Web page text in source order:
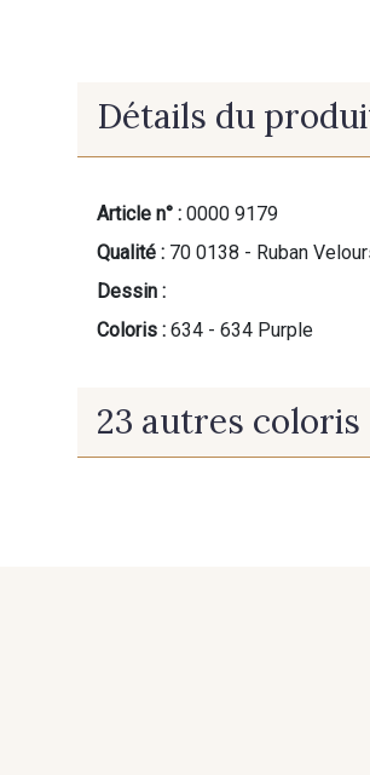
Détails du
Article n° : 0000 9179
Qualité : 70 0138 - Ruban
Dessin :
Coloris : 634 - 634 Purple
23 autres coloris